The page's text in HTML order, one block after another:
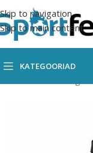
Skip to navigation
Skip to main content
KATEGOORIAD